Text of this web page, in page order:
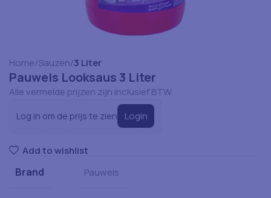
Home Sauzen 3 Liter
Pauwels Looksaus 3 Liter
Alle vermelde prijzen zijn inclusief BTW.
Log in om de prijs te zien Login
Add to wishlist
Brand Pauwels